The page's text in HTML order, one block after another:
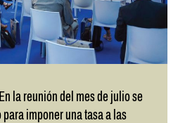
la reunión del mes de julio se
imponer una tasa a las